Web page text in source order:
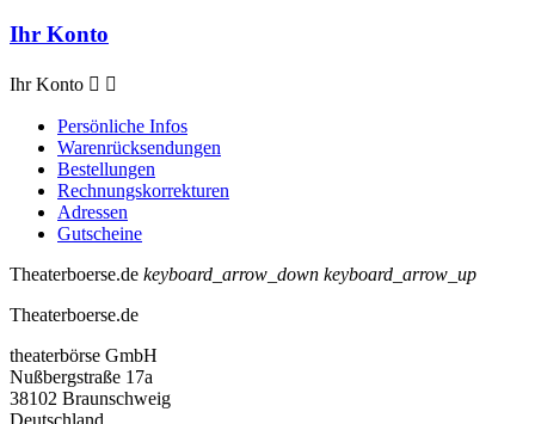
Ihr Konto
Ihr Konto  
Persönliche Infos
Warenrücksendungen
Bestellungen
Rechnungskorrekturen
Adressen
Gutscheine
Theaterboerse.de keyboard_arrow_down keyboard_arrow_up
Theaterboerse.de
theaterbörse GmbH
Nußbergstraße 17a
38102 Braunschweig